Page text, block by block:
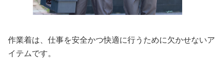
作業着は、仕事を安全かつ快適に行うために欠かせないア
イテムです。